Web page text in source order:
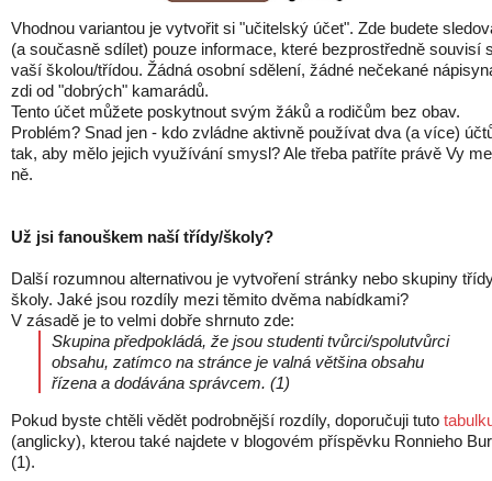
Vhodnou variantou je vytvořit si "učitelský účet". Zde budete
(a současně sdílet) pouze informace, které bezprostředně souvisí
vaší školou/třídou. Žádná osobní sdělení, žádné nečekané
zdi od "dobrých" kamarádů.
Tento účet můžete poskytnout svým žáků a rodičům bez obav.
Problém? Snad jen - kdo zvládne aktivně používat dva (a více)
tak, aby mělo jejich využívání smysl? Ale třeba patříte právě Vy
ně.
Už jsi fanouškem naší třídy/školy?
Další rozumnou alternativou je vytvoření stránky nebo skupiny
školy. Jaké jsou rozdíly mezi těmito dvěma nabídkami?
V zásadě je to velmi dobře shrnuto zde:
Skupina předpokládá, že jsou studenti tvůrci/spolutvůrci
obsahu, zatímco na stránce je valná většina obsahu
řízena a dodávána správcem. (1)
Pokud byste chtěli vědět podrobnější rozdíly, doporučuji tuto
(anglicky), kterou také najdete v blogovém příspěvku Ronnieho
(1).